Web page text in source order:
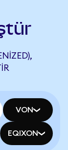
VON
EQIXON